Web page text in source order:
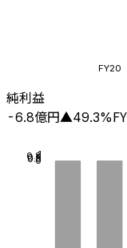
FY20
純利益
-6.8億円▲49.3%
0
0.3
0.5
0.81